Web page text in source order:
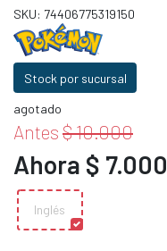
SKU: 74406775319150
Stock por sucursal
agotado
Antes $ 10.000
Ahora $ 7.000
Inglés